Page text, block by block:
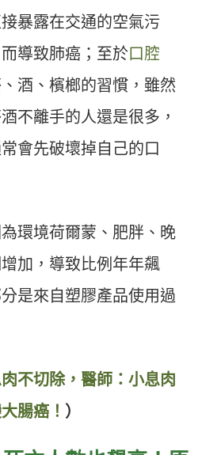
暴露在交通的空氣污
導致肺癌；至於口腔
酒、檳榔的習慣，雖然
不離手的人還是很多，
會先破壞掉自己的口
環境荷爾蒙、肥胖、晚
加，導致比例年年飆
是來自塑膠產品使用過
不切除，醫師：小息肉
腸癌！ ）